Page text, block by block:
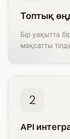
Топтық
Бір уақытта
мақсатты
2
API